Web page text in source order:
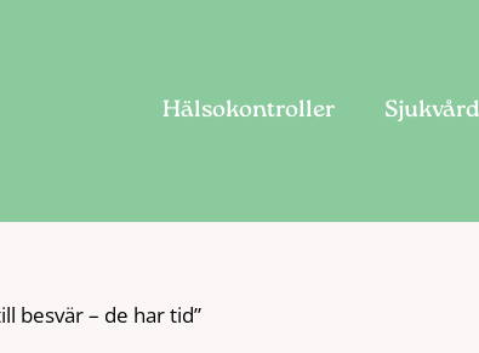
Hälsokontroller Sjukvård
besvär – de har tid”